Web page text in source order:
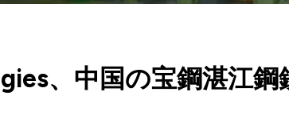
、中国の宝鋼湛江